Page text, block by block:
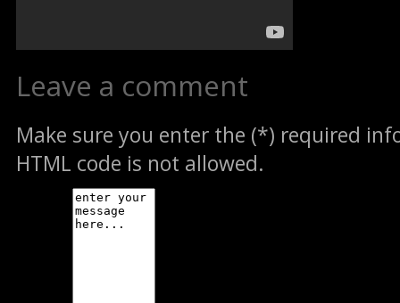
Leave a comment
Make sure you enter the (*) required
HTML code is not allowed.